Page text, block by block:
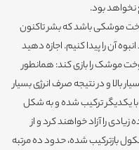
نخواهد بود.
موشکی باشد که بشر تاکنون
آن را پیدا کنیم. اجازه دهید
موشک را بازی کند: همانطور
بالا و در نتیجه صرف انرژی بسیار
با یکدیگر ترکیب شده و به شکل
را آزاد خواهند کرد و از
بازترکیب شده، حدود ده مرتبه